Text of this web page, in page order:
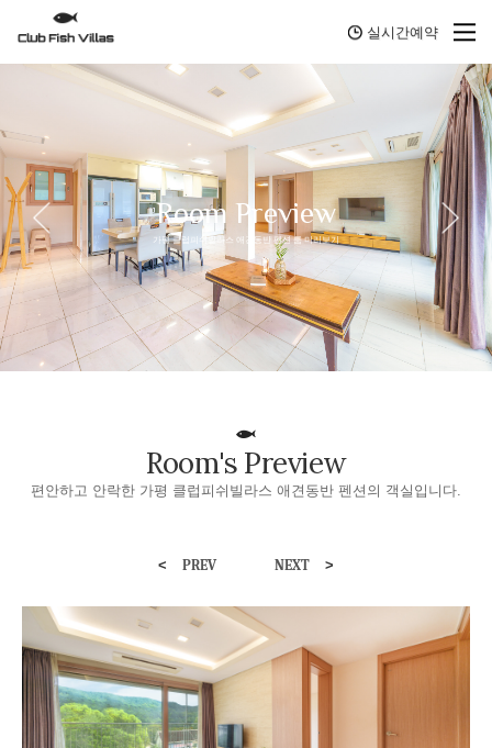
실시간예약
Room Preview
가평 클럽피쉬빌라스 애견동반 펜션 룸 미리보기
Room's Preview
편안하고 안락한 가평 클럽피쉬빌라스 애견동반 펜션의 객실입니다.
< PREV NEXT >